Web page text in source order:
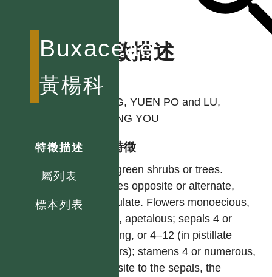
Buxaceae
黃楊科
特徵描述
屬列表
標本列表
特徵描述
作者
YANG, YUEN PO and LU,
SHENG YOU
型態特徵
Evergreen shrubs or trees.
Leaves opposite or alternate,
estipulate. Flowers monoecious,
small, apetalous; sepals 4 or
wanting, or 4–12 (in pistillate
flowers); stamens 4 or numerous,
opposite to the sepals, the